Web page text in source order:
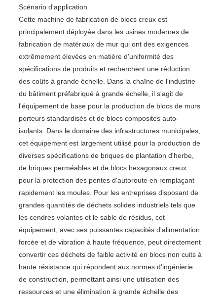
Scénario d'application
Cette machine de fabrication de blocs creux est
principalement déployée dans les usines modernes de
fabrication de matériaux de mur qui ont des exigences
extrêmement élevées en matière d'uniformité des
spécifications de produits et recherchent une réduction
des coûts à grande échelle. Dans la chaîne de l'industrie
du bâtiment préfabriqué à grande échelle, il s'agit de
l'équipement de base pour la production de blocs de murs
porteurs standardisés et de blocs composites auto-
isolants. Dans le domaine des infrastructures municipales,
cet équipement est largement utilisé pour la production de
diverses spécifications de briques de plantation d'herbe,
de briques perméables et de blocs hexagonaux creux
pour la protection des pentes d'autoroute en remplaçant
rapidement les moules. Pour les entreprises disposant de
grandes quantités de déchets solides industriels tels que
les cendres volantes et le sable de résidus, cet
équipement, avec ses puissantes capacités d'alimentation
forcée et de vibration à haute fréquence, peut directement
convertir ces déchets de faible activité en blocs non cuits à
haute résistance qui répondent aux normes d'ingénierie
de construction, permettant ainsi une utilisation des
ressources et une élimination à grande échelle des